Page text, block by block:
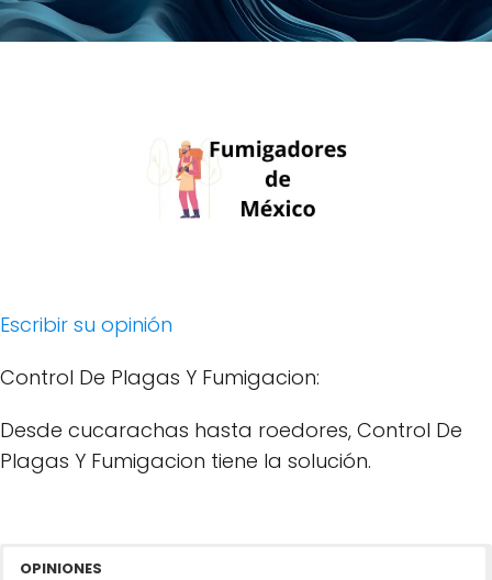
Escribir su opinión
Control De Plagas Y Fumigacion:
Desde cucarachas hasta roedores, Control De
Plagas Y Fumigacion tiene la solución.
OPINIONES